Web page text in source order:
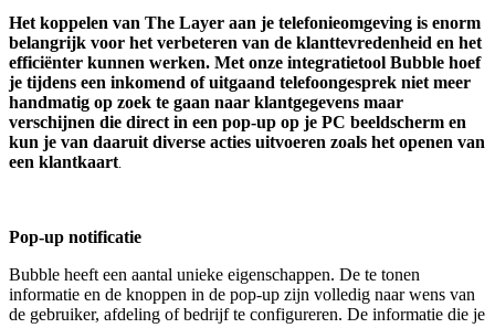
Het koppelen van The Layer aan je telefonieomgeving is enorm
belangrijk voor het verbeteren van de klanttevredenheid en het
efficiënter kunnen werken. Met onze integratietool Bubble hoef
je tijdens een inkomend of uitgaand telefoongesprek niet meer
handmatig op zoek te gaan naar klantgegevens maar
verschijnen die direct in een pop-up op je PC beeldscherm en
kun je van daaruit diverse acties uitvoeren zoals het openen van
een klantkaart.
Pop-up notificatie
Bubble heeft een aantal unieke eigenschappen. De te tonen
informatie en de knoppen in de pop-up zijn volledig naar wens van
de gebruiker, afdeling of bedrijf te configureren. De informatie die je